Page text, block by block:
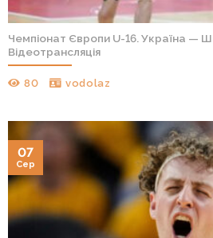
Чемпіонат Європи U-16. Україна —
Відеотрансляція
80 vodolaz
07
Сер